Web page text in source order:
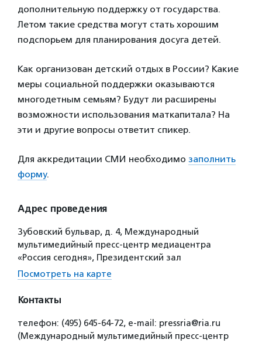
дополнительную поддержку от государства.
Летом такие средства могут стать хорошим
подспорьем для планирования досуга детей.
Как организован детский отдых в России? Какие
меры социальной поддержки оказываются
многодетным семьям? Будут ли расширены
возможности использования маткапитала? На
эти и другие вопросы ответит спикер.
Для аккредитации СМИ необходимо заполнить
форму.
Адрес проведения
Зубовский бульвар, д. 4, Международный
мультимедийный пресс-центр медиацентра
«Россия сегодня», Президентский зал
Посмотреть на карте
Контакты
телефон: (495) 645-64-72, е-mail: pressria@ria.ru
(Международный мультимедийный пресс-центр